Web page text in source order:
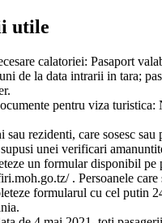
utile
calatoriei: Pasaport
de la data intrarii in tara;
pentru viza turistica:
sau rezidenti, care sosesc sau
unei verificari
un formular disponibil pe
. Persoanele care
formularul cu cel putin